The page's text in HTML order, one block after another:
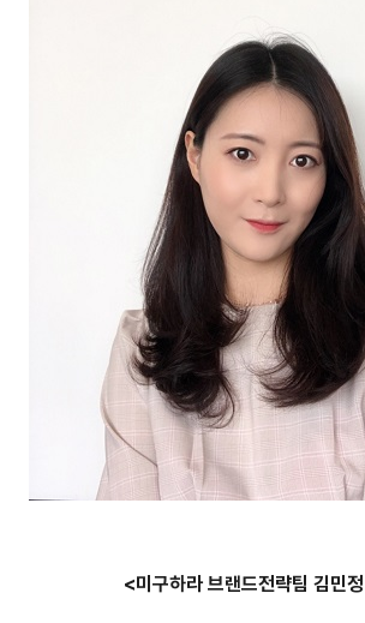
<미구하라 브랜드전략팀 김민